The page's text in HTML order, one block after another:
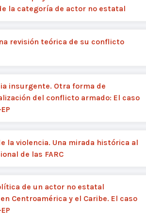
la categoría de actor no estatal
revisión teórica de su conflicto
insurgente. Otra forma de
del conflicto armado: El caso
la violencia. Una mirada histórica al
de las FARC
de un actor no estatal
Centroamérica y el Caribe. El caso